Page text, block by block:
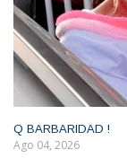
Q BARBARIDAD !
Ago 04, 2026